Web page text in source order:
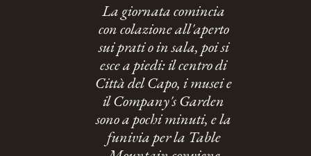
La giornata comincia
con colazione all'aperto
sui prati o in sala, poi si
esce a piedi: il centro di
Città del Capo, i musei e
il Company's Garden
sono a pochi minuti, e la
funivia per la Table